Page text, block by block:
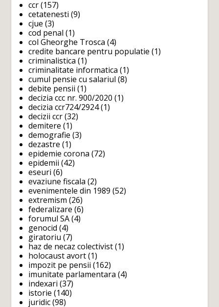
ccr (157)
cetatenesti (9)
cjue (3)
cod penal (1)
col Gheorghe Trosca (4)
credite bancare pentru populatie (1)
criminalistica (1)
criminalitate informatica (1)
cumul pensie cu salariul (8)
debite pensii (1)
decizia ccc nr. 900/2020 (1)
decizia ccr724/2924(1)
decizii ccr (32)
demitere (1)
demografie (3)
dezastre (1)
epidemie corona (72)
epidemii (42)
eseuri (6)
evaziune fiscala (2)
evenimentele din 1989 (52)
extremism (26)
federalizare (6)
forumul SA (4)
genocid (4)
giratoriu (7)
haz de necaz colectivist (1)
holocaust avort (1)
impozit pe pensii (162)
imunitate parlamentara (4)
indexari (37)
istorie (140)
juridic (98)